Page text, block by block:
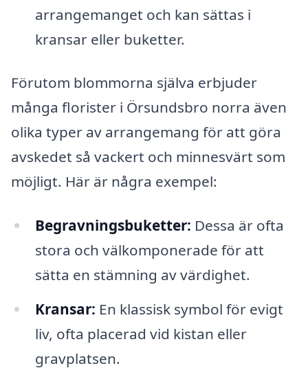
arrangemanget och kan sättas i
kransar eller buketter.
Förutom blommorna själva erbjuder
många florister i Örsundsbro norra även
olika typer av arrangemang för att göra
avskedet så vackert och minnesvärt som
möjligt. Här är några exempel:
Begravningsbuketter: Dessa är ofta
stora och välkomponerade för att
sätta en stämning av värdighet.
Kransar: En klassisk symbol för evigt
liv, ofta placerad vid kistan eller
gravplatsen.